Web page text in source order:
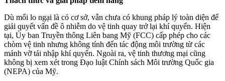
Dù mối lo ngại là có cơ sở, vẫn chưa có khung pháp lý toàn diện để
giải quyết vấn đề ô nhiễm do vệ tinh quay trở lại khí quyển. Hiện
tại, Ủy ban Truyền thông Liên bang Mỹ (FCC) cấp phép cho các
chòm vệ tinh nhưng không tính đến tác động môi trường từ các
mảnh vỡ tái nhập khí quyển. Ngoài ra, vệ tinh thương mại cũng
không bị xem xét trong Đạo luật Chính sách Môi trường Quốc gia
(NEPA) của Mỹ.